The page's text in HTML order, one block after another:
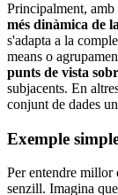
Principalment, amb
més dinàmica de
s'adapta a la
means o
punts de vista
subjacents. En
conjunt de dades
Exemple
Per entendre millor
senzill. Imagina